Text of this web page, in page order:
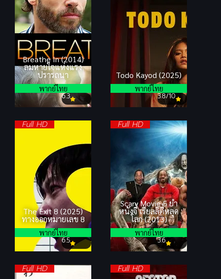
Breathe In (2014)
ลมหายใจแห่งแรง
ปรารถนา
6.3
พากย์ไทย
Todo Kayod (2025)
3.8/10
พากย์ไทย
Full HD
The Exit 8 (2025)
ทางออกหมายเลข 8
6.5
พากย์ไทย
Full HD
Scary Movie 5 ยำ
หนังจี้ เรียลลิตี้หลุด
โลก (2013)
3.6
พากย์ไทย
Full HD Full HD